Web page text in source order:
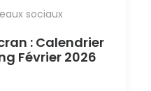
sociaux
: Calendrier
Février 2026